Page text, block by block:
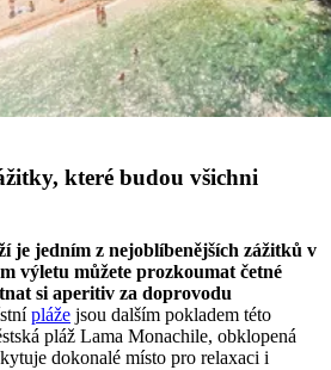
které budou všichni
je jedním z nejoblíbenějších zážitků v
výletu můžete prozkoumat četné
si aperitiv za doprovodu
pláže jsou dalším pokladem této
pláž Lama Monachile, obklopená
dokonalé místo pro relaxaci i